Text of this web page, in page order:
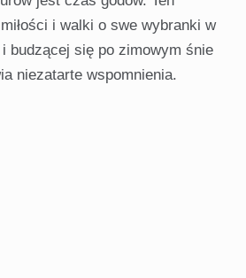
i walki o swe wybranki w
budzącej się po zimowym śnie
niezatarte wspomnienia.